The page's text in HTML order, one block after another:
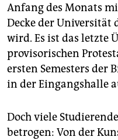
genossenschaft
epaper login
Anfang des Monats
Decke der Universität
wird. Es ist das letzte
provisorischen
ersten Semesters der
in der Eingangshalle
Doch viele
betrogen: Von der